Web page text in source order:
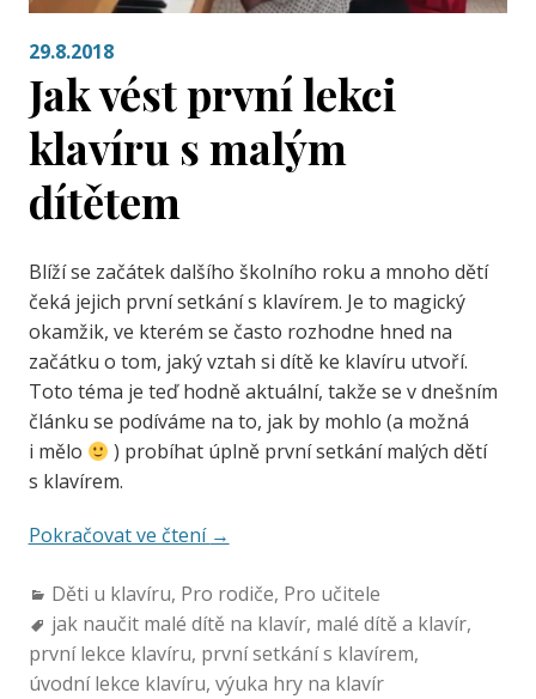
29.8.2018
Jak vést první lekci
klavíru s malým
dítětem
Blíží se začátek dalšího školního roku a mnoho dětí
čeká jejich první setkání s klavírem. Je to magický
okamžik, ve kterém se často rozhodne hned na
začátku o tom, jaký vztah si dítě ke klavíru utvoří.
Toto téma je teď hodně aktuální, takže se v dnešním
článku se podíváme na to, jak by mohlo (a možná
i mělo
) probíhat úplně první setkání malých dětí
s klavírem.
Pokračovat ve čtení →
Děti u klavíru, Pro rodiče, Pro učitele
jak naučit malé dítě na klavír, malé dítě a klavír,
první lekce klavíru, první setkání s klavírem,
úvodní lekce klavíru, výuka hry na klavír